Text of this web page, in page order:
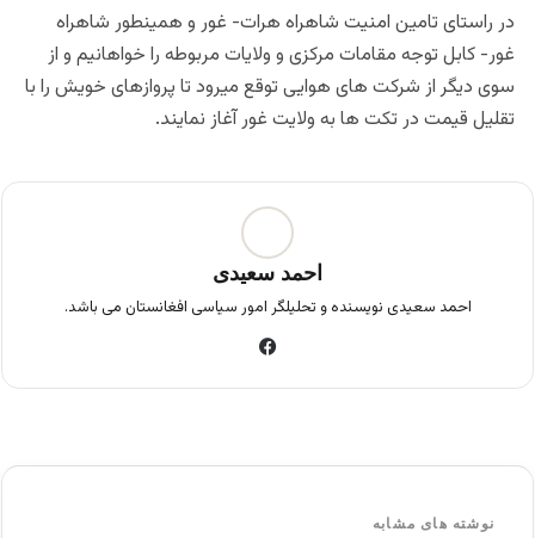
در راستای تامین امنیت شاهراه هرات- غور و همینطور شاهراه
غور- کابل توجه مقامات مرکزی و ولایات مربوطه را خواهانیم و از
سوی دیگر از شرکت های هوایی توقع میرود تا پروازهای خویش را با
تقلیل قیمت در تکت ها به ولایت غور آغاز نمایند.
احمد سعیدی
احمد سعیدی نویسنده و تحلیلگر امور سیاسی افغانستان می باشد.
نوشته های مشابه